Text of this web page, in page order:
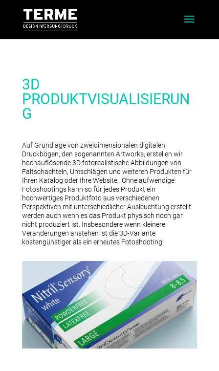
3D
PRODUKTVISUALISIERUN
G
Auf Grundlage von zweidimensionalen digitalen
Druckbögen, den sogenannten Artworks, erstellen wir
hochauflösende 3D fotorealistische Abbildungen von
Faltschachteln, Umschlägen und weiteren Produkten für
Ihren Katalog oder Ihre Website. Ohne aufwendige
Fotoshootings kann so für jedes Produkt ein
hochwertiges Produktfoto aus verschiedenen
Perspektiven mit unterschiedlicher Ausleuchtung erstellt
werden auch wenn es das Produkt physisch noch gar
nicht produziert ist. Insbesondere wenn kleinere
Veränderungen anstehen ist die 3D-Variante
kostengünstiger als ein erneutes Fotoshooting.